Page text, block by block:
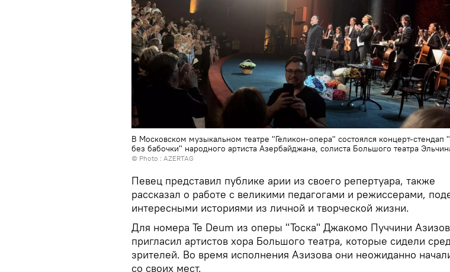
В Московском музыкальном театре "Геликон-опера" состоялся концерт-стендап
без бабочки" народного артиста Азербайджана, солиста Большого театра
© Photo : AZERTAG
Певец представил публике арии из своего репертуара, также
рассказал о работе с великими педагогами и режиссерами,
интересными историями из личной и творческой жизни.
Для номера Te Deum из оперы "Тоска" Джакомо Пуччини Азизов
пригласил артистов хора Большого театра, которые сидели
зрителей. Во время исполнения Азизова они неожиданно
со своих мест.